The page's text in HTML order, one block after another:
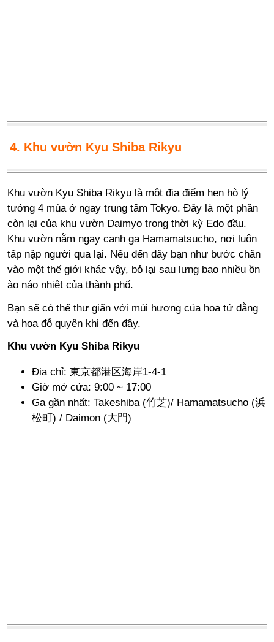
4. Khu vườn Kyu Shiba Rikyu
Khu vườn Kyu Shiba Rikyu là một địa điểm hẹn hò lý
tưởng 4 mùa ở ngay trung tâm Tokyo. Đây là một phần
còn lại của khu vườn Daimyo trong thời kỳ Edo đầu.
Khu vườn nằm ngay cạnh ga Hamamatsucho, nơi luôn
tấp nập người qua lại. Nếu đến đây bạn như bước chân
vào một thế giới khác vậy, bỏ lại sau lưng bao nhiều ồn
ào náo nhiệt của thành phố.
Bạn sẽ có thể thư giãn với mùi hương của hoa tử đằng
và hoa đỗ quyên khi đến đây.
Khu vườn Kyu Shiba Rikyu
Địa chỉ: 東京都港区海岸1-4-1
Giờ mở cửa: 9:00 ~ 17:00
Ga gần nhất: Takeshiba (竹芝)/ Hamamatsucho (浜
松町) / Daimon (大門)